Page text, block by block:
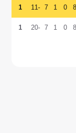
8
0
1
7
-11
1
8
0
1
7
-20
1